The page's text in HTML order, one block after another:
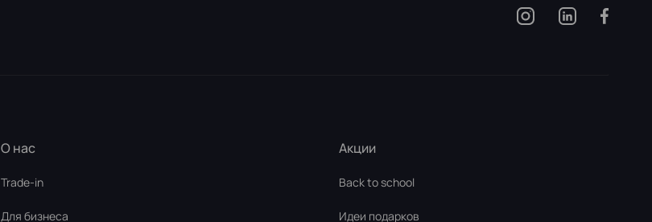
О нас
Trade-in
Для бизнеса
Акции
Back to school
Идеи подарков